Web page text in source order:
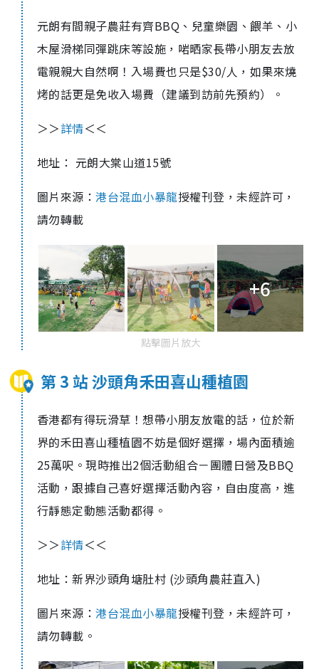
元朗有間親子農莊有齊BBQ、兒童樂園、餵羊、小
木屋滑梯同彈跳床等設施，啱晒家長帶小朋友去放
電親親大自然啊！入場費也只是$30/人，如果來燒
烤的話更是免收入場費（建議到訪前先預約）。
＞＞詳情＜＜
地址： 元朗大棠山道15號
圖片來源：港台混血小暴龍授權刊登，未經許可，
請勿轉載
+6
點擊圖片放大
第 3 站 沙頭角禾田喜山種植園
香港都有得玩滑草！想帶小朋友放電的話，位於新
界的禾田喜山種植園不妨是個好選擇，場內面積逾
25萬呎。現時推出2個活動組合－團體日營及BBQ
活動，跟據自己喜好選擇活動內容，自由度高，進
行靜態定動態活動都得。
＞＞詳情＜＜
地址：新界沙頭角塘肚村 (沙頭角農莊直入)
圖片來源：港台混血小暴龍授權刊登，未經許可，
請勿轉載。